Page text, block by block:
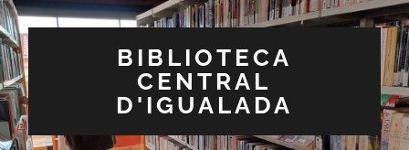
BIBLIOTECA
CENTRAL
D'IGUALADA